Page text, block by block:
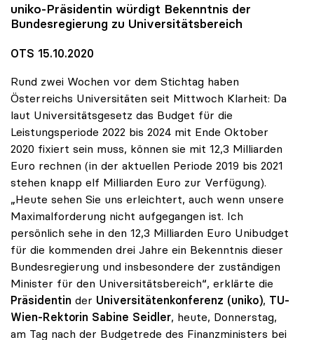
uniko-Präsidentin würdigt Bekenntnis der
Bundesregierung zu Universitätsbereich
OTS 15.10.2020
Rund zwei Wochen vor dem Stichtag haben
Österreichs Universitäten seit Mittwoch Klarheit: Da
laut Universitätsgesetz das Budget für die
Leistungsperiode 2022 bis 2024 mit Ende Oktober
2020 fixiert sein muss, können sie mit 12,3 Milliarden
Euro rechnen (in der aktuellen Periode 2019 bis 2021
stehen knapp elf Milliarden Euro zur Verfügung).
„Heute sehen Sie uns erleichtert, auch wenn unsere
Maximalforderung nicht aufgegangen ist. Ich
persönlich sehe in den 12,3 Milliarden Euro Unibudget
für die kommenden drei Jahre ein Bekenntnis dieser
Bundesregierung und insbesondere der zuständigen
Minister für den Universitätsbereich“, erklärte die
Präsidentin der Universitätenkonferenz (uniko), TU-
Wien-Rektorin Sabine Seidler, heute, Donnerstag,
am Tag nach der Budgetrede des Finanzministers bei